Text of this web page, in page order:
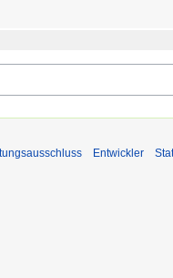
Entwickler